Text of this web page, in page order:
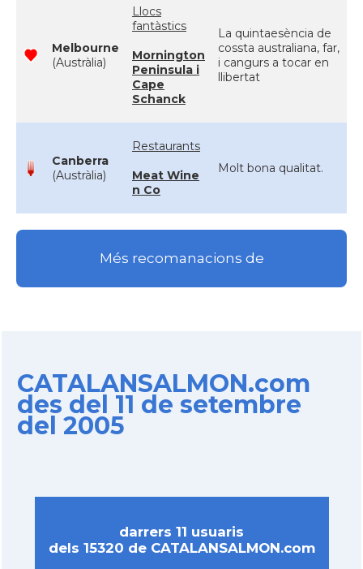
Melbourne
(Austràlia)
Llocs
fantàstics
Mornington
Peninsula i
Cape
Schanck
La quintaesència de
cossta australiana, far,
i cangurs a tocar en
llibertat
Canberra
(Austràlia)
Restaurants
Meat Wine
n Co
Molt bona qualitat.
Més recomanacions de
CATALANSALMON.com
des del 11 de setembre
del 2005
darrers 11 usuaris
dels 15320 de CATALANSALMON.com